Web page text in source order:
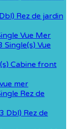
Rez de jardin
Vue Mer
Vue
Cabine front
mer
Rez de
Dbl) Rez de